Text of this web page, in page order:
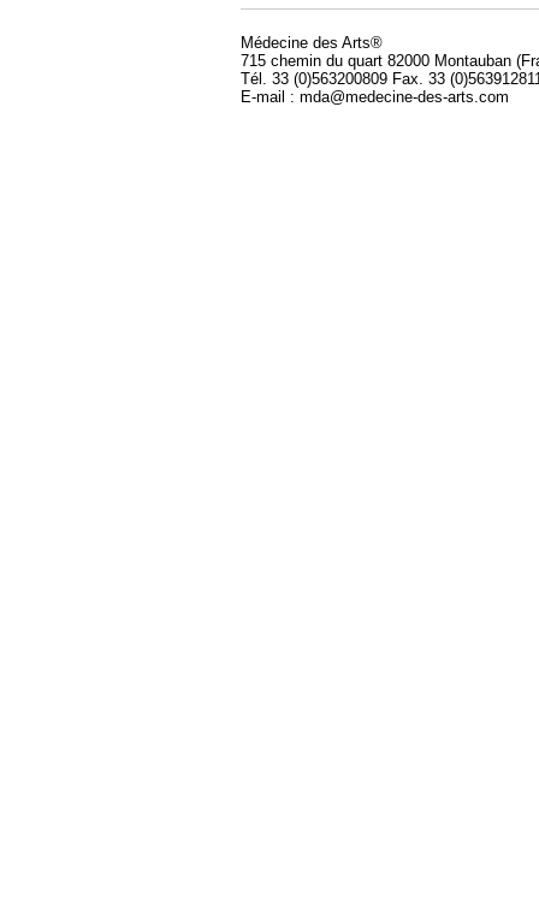
Médecine des Arts®
715 chemin du quart 82000 Montauban
Tél. 33 (0)563200809 Fax. 33
E-mail : mda@medecine-des-arts.com